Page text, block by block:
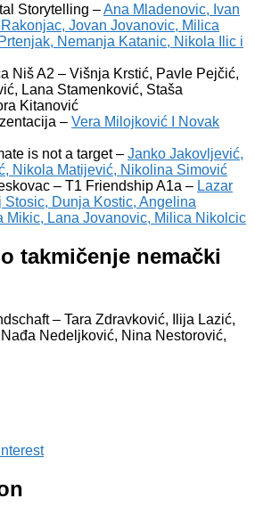
Storytelling –Ana Mladenovic, Ivan
Jovan Jovanovic, Milica
Nemanja Katanic, Nikola Ilic i
Niš A2 – Višnja Krstić, Pavle Pejčić,
Lana Stamenković, Staša
Kitanović
– Vera Milojković I Novak
is not a target – Janko Jakovljević,
Nikola Matijević, Nikolina Simović
– T1 Friendship A1a – Lazar
Stosic, Dunja Kostic, Angelina
Mikic, Lana Jovanovic, Milica Nikolcic
takmičenje nemački
– Tara Zdravković, Ilija Lazić,
Nedeljković, Nina Nestorović,